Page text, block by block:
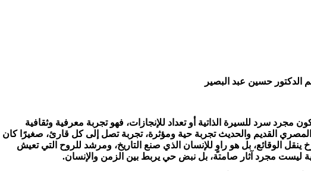
الدكتور حسين عبد البصير
سرد للسيرة الذاتية أو تعداد للإنجازات، فهو تجربة معرفية وثقافية
القديم والحديث تجربة حية ومؤثرة، تجربة تصل إلى كل قارئ، صغيرًا كان
ينقل الوقائع، بل هو راوٍ للإنسان الذي صنع التاريخ، ومرشد للروح التي تعيش
ليست مجرد آثار صامتة، بل نبض حي يربط بين الزمن والإنسان.